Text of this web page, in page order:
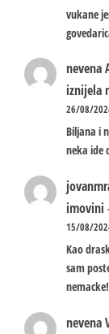
vukane
nevena
iznijela
26/08/
Biljana i
neka ide
imovini
15/08/
Kao
sam
nevena